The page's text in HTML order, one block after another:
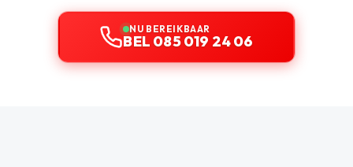
NU BEREIKBAAR
BEL 085 019 24 06